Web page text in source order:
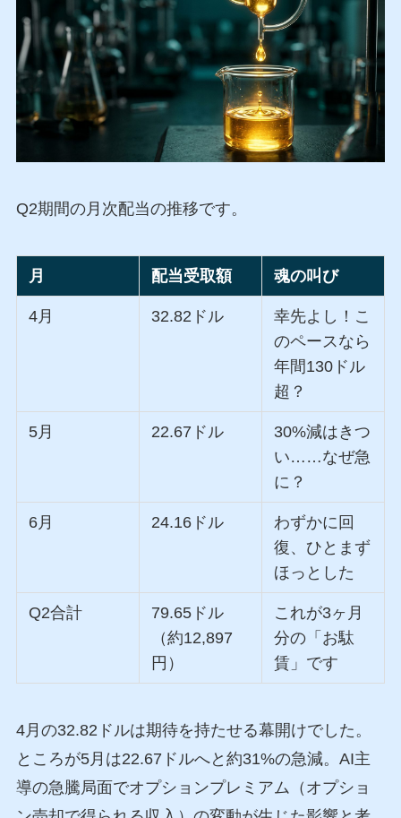
Q2期間の月次配当の推移です。
月 配当受取額 魂の叫び
4月 32.82ドル
幸先よし！こ
のペースなら
年間130ドル
超？
5月 22.67ドル
30%減はきつ
い……なぜ急
に？
6月 24.16ドル
わずかに回
復、ひとまず
ほっとした
Q2合計
79.65ドル
（約12,897
円）
これが3ヶ月
分の「お駄
賃」です
4月の32.82ドルは期待を持たせる幕開けでした。
ところが5月は22.67ドルへと約31%の急減。AI主
導の急騰局面でオプションプレミアム（オプショ